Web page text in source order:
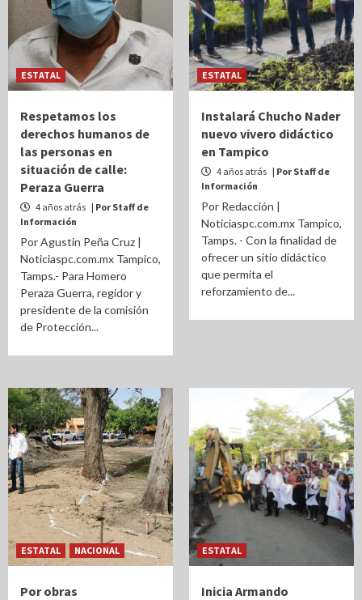
ESTATAL
Respetamos los
derechos humanos de
las personas en
situación de calle:
Peraza Guerra
4 años atrás | Por Staff de
Información
Por Agustin Peña Cruz |
Noticiaspc.com.mx Tampico,
Tamps.- Para Homero
Peraza Guerra, regidor y
presidente de la comisión
de Protección...
ESTATAL
Instalará Chucho Nader
nuevo vivero didáctico
en Tampico
4 años atrás | Por Staff de
Información
Por Redacción |
Noticiaspc.com.mx Tampico,
Tamps. - Con la finalidad de
ofrecer un sitio didáctico
que permita el
reforzamiento de...
ESTATAL NACIONAL
Por obras
ESTATAL
Inicia Armando